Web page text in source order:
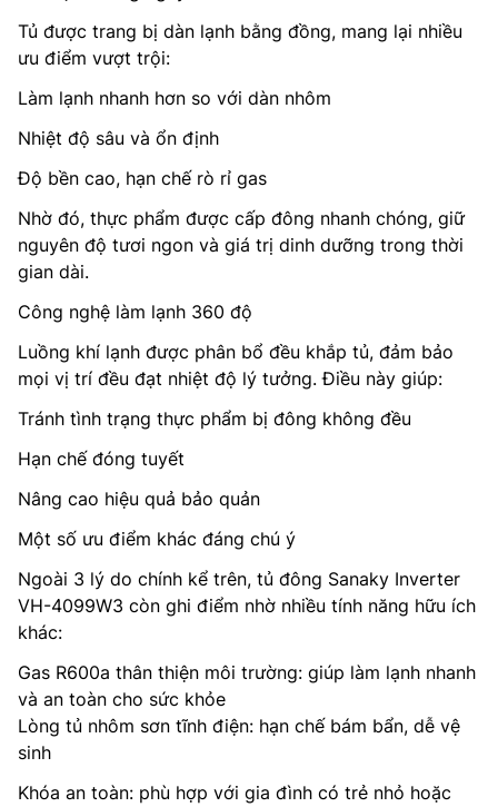
Tủ được trang bị dàn lạnh bằng đồng, mang lại nhiều
ưu điểm vượt trội:
Làm lạnh nhanh hơn so với dàn nhôm
Nhiệt độ sâu và ổn định
Độ bền cao, hạn chế rò rỉ gas
Nhờ đó, thực phẩm được cấp đông nhanh chóng, giữ
nguyên độ tươi ngon và giá trị dinh dưỡng trong thời
gian dài.
Công nghệ làm lạnh 360 độ
Luồng khí lạnh được phân bổ đều khắp tủ, đảm bảo
mọi vị trí đều đạt nhiệt độ lý tưởng. Điều này giúp:
Tránh tình trạng thực phẩm bị đông không đều
Hạn chế đóng tuyết
Nâng cao hiệu quả bảo quản
Một số ưu điểm khác đáng chú ý
Ngoài 3 lý do chính kể trên, tủ đông Sanaky Inverter
VH-4099W3 còn ghi điểm nhờ nhiều tính năng hữu ích
khác:
Gas R600a thân thiện môi trường: giúp làm lạnh nhanh
và an toàn cho sức khỏe
Lòng tủ nhôm sơn tĩnh điện: hạn chế bám bẩn, dễ vệ
sinh
Khóa an toàn: phù hợp với gia đình có trẻ nhỏ hoặc